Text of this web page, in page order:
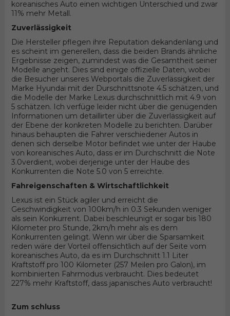
koreanisches Auto einen wichtigen Unterschied und zwar
11% mehr Metall.
Zuverlässigkeit
Die Hersteller pflegen ihre Reputation dekandenlang und
es scheint im generellen, dass die beiden Brands ähnliche
Ergebnisse zeigen, zumindest was die Gesamtheit seiner
Modelle angeht. Dies sind einige offizielle Daten, wobei
die Besucher unseres Webportals die Zuverlässigkeit der
Marke Hyundai mit der Durschnittsnote 4.5 schätzen, und
die Modelle der Marke Lexus durchschnittlich mit 4.9 von
5 schätzen. Ich verfüge leider nicht über die genügenden
Informationen um detaillirter über die Zuverlässigkeit auf
der Ebene der konkreten Modelle zu berichten. Darüber
hinaus behaupten die Fahrer verschiedener Autos in
denen sich derselbe Motor befindet wie unter der Haube
von koreanisches Auto, dass er im Durchschnitt die Note
3.0verdient, wobei derjenige unter der Haube des
Konkurrenten die Note 5.0 von 5 erreichte.
Fahreigenschaften & Wirtschaftlichkeit
Lexus ist ein Stück agiler und erreicht die
Geschwindigkeit von 100km/h in 0.3 Sekunden weniger
als sein Konkurrent. Dabei beschleunigt er sogar bis 180
Kilometer pro Stunde, 2km/h mehr als es dem
Konkurrenten gelingt. Wenn wir über die Sparsamkeit
reden wäre der Vorteil offensichtlich auf der Seite vom
koreanisches Auto, da es im Durchschnitt 1.1 Liter
Kraftstoff pro 100 Kilometer (257 Meilen pro Galon), im
kombinierten Fahrmodus verbraucht. Dies bedeutet
227% mehr Kraftstoff, dass japanisches Auto verbraucht!
Zum schluss